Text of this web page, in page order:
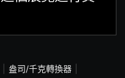
盎司/千克轉換器